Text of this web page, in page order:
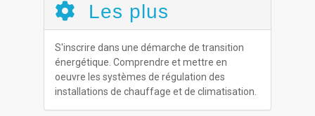
Les plus
S'inscrire dans une démarche de transition
énergétique. Comprendre et mettre en
oeuvre les systèmes de régulation des
installations de chauffage et de climatisation.